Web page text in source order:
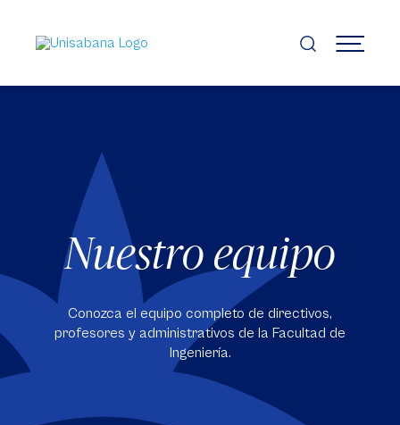
contenido
principal
MENÚ
Nuestro equipo
Conozca el equipo completo de directivos,
profesores y administrativos de la Facultad de
Ingeniería.